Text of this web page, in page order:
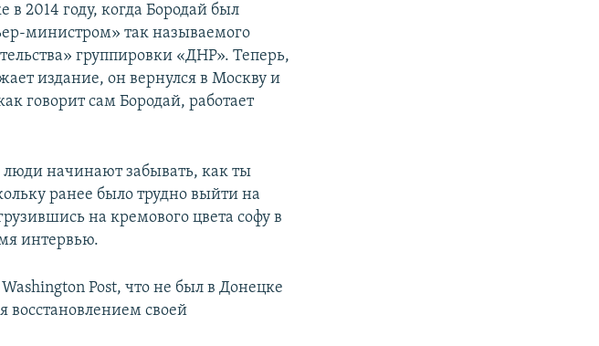
в 2014 году, когда Бородай был
министром» так называемого
группировки «ДНР». Теперь,
издание, он вернулся в Москву и
говорит сам Бородай, работает
начинают забывать, как ты
ранее было трудно выйти на
на кремового цвета софу в
интервью.
Post, что не был в Донецке
восстановлением своей